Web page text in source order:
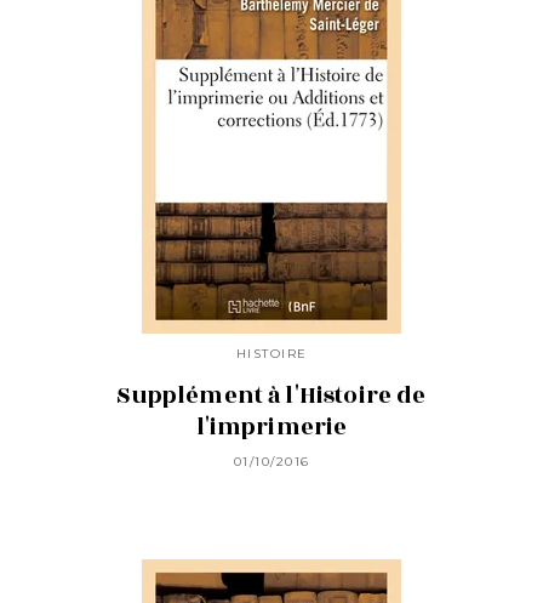
HISTOIRE
Supplément à l'Histoire de
l'imprimerie
01/10/2016